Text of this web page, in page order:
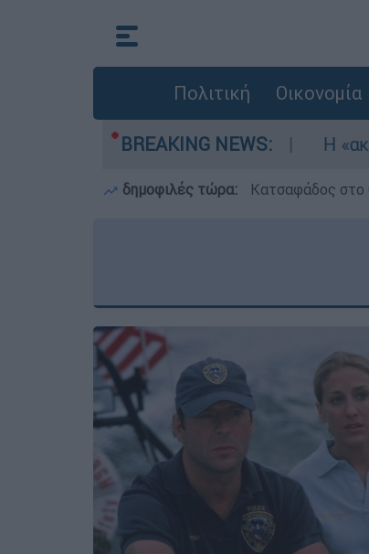
Πολιτική Οικονομία
BREAKING NEWS:
αεροσκάφη Η «ακτινογραφία»
δημοφιλές τώρα: Κατσαφάδος στο